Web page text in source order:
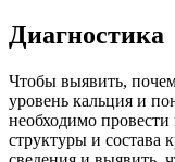
Диагностика
Чтобы выявить,
уровень кальция и
необходимо
структуры и состава